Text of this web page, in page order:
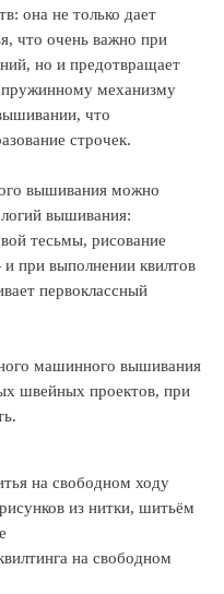
она не только дает
что очень важно при
но и предотвращает
пружинному механизму
что
строчек.
вышивания можно
вышивания:
тесьмы, рисование
при выполнении квилтов
первоклассный
машинного вышивания
швейных проектов, при
на свободном ходу
из нитки, шитьём
на свободном